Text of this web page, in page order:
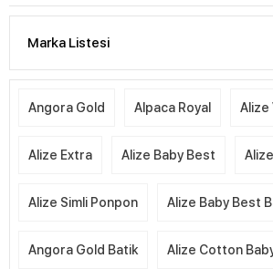
Marka Listesi
Angora Gold Alpaca Royal Alize
Alize Extra Alize Baby Best
Alize Simli Ponpon Alize Baby Best
Angora Gold Batik Alize Cotton